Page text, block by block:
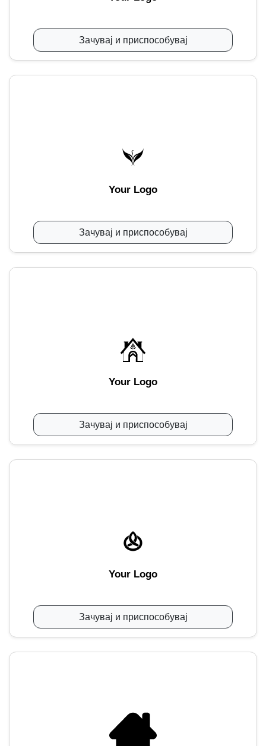
Зачувај и приспособувај
Your Logo
Зачувај и приспособувај
Your Logo
Зачувај и приспособувај
Your Logo
Зачувај и приспособувај